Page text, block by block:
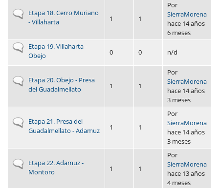
No hay nuevos envíos
Etapa 18. Cerro Muriano
- Villaharta
1 1
Por
SierraMorena
hace 14 años
6 meses
No hay nuevos envíos
Etapa 19. Villaharta -
Obejo
0 0 n/d
No hay nuevos envíos
Etapa 20. Obejo - Presa
del Guadalmellato
1 1
Por
SierraMorena
hace 14 años
3 meses
No hay nuevos envíos
Etapa 21. Presa del
Guadalmellato - Adamuz
1 1
Por
SierraMorena
hace 14 años
3 meses
No hay nuevos envíos
Etapa 22. Adamuz -
Montoro
1 1
Por
SierraMorena
hace 13 años
4 meses